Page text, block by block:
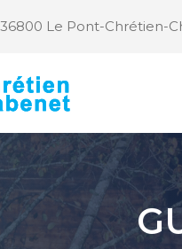
Le Pont-Chrétien-